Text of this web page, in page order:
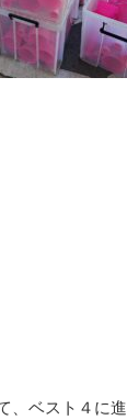
ベスト４に